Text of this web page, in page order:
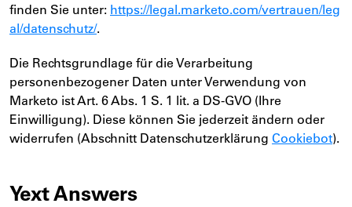
finden Sie unter: https://legal.marketo.com/vertrauen/leg
al/datenschutz/.
Die Rechtsgrundlage für die Verarbeitung
personenbezogener Daten unter Verwendung von
Marketo ist Art. 6 Abs. 1 S. 1 lit. a DS-GVO (Ihre
Einwilligung). Diese können Sie jederzeit ändern oder
widerrufen (Abschnitt Datenschutzerklärung Cookiebot).
Yext Answers